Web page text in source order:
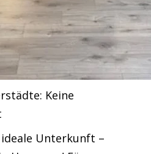
Keine
ideale Unterkunft –